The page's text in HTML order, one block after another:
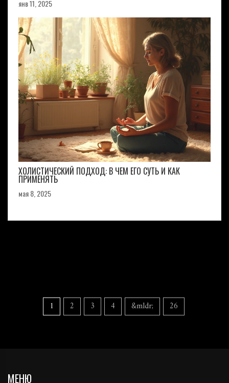
янв 11, 2025
ХОЛИСТИЧЕСКИЙ ПОДХОД: В ЧЕМ ЕГО СУТЬ И КАК
ПРИМЕНЯТЬ
мая 8, 2025
1 2 3 4 &mldr; 26
МЕНЮ